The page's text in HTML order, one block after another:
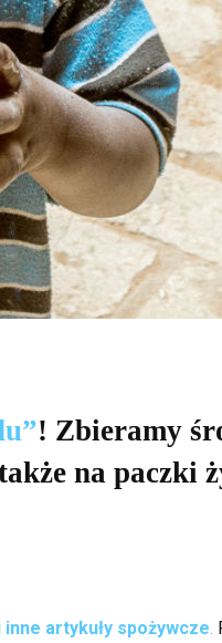
! Zbieramy
na paczki
artykuły spożywcze.